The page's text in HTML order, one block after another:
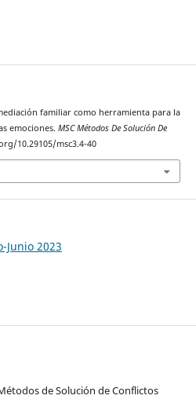
familiar como herramienta para la
emociones. MSC Métodos De Solución De
10.29105/msc3.4-40
Junio 2023
de Solución de Conflictos